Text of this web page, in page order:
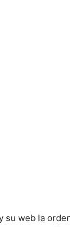
su web la